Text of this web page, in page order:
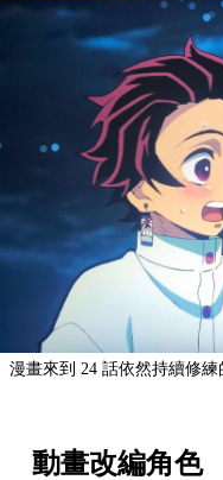
漫畫來到 24 話依然持續修練
動畫改編角色